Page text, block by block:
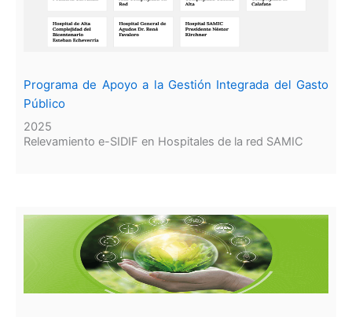
Programa de Apoyo a la Gestión Integrada del Gasto
Público
2025
Relevamiento e-SIDIF en Hospitales de la red SAMIC